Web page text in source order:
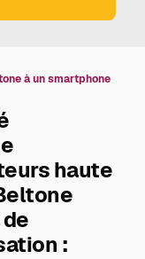
à un smartphone
haute
: